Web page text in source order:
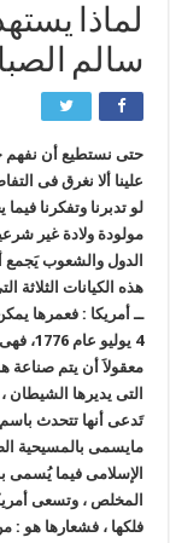
لماذا
سالم
حتى نستطيع أن نفهم
علينا ألا نغرق فى
لو تدبرنا وتفكرنا
مولودة ولادة غير
الدول والشعوب
هذه الكيانات الثلاثة
ــ أمريكا : فعمرها
4
معقولاَ أن يتم صناعة
التى يديرها الشيطان
تَدعى أنها تتحدث
مايسمى بالمسيحية
الإسلامى فيما
المخلص ، وتسعى
فلكها ، فشعارها هو :